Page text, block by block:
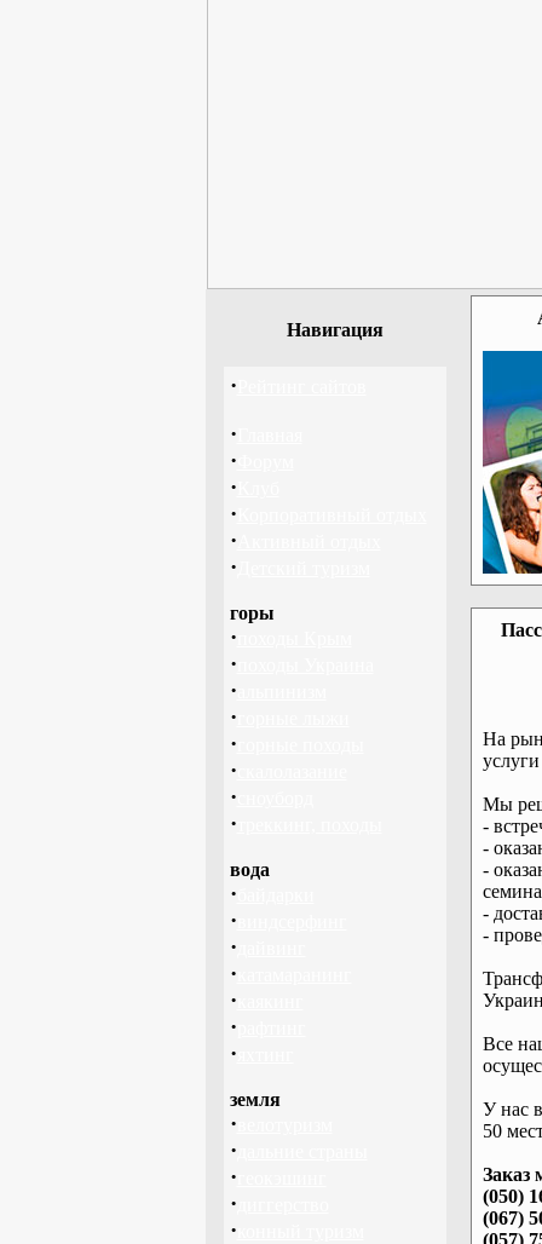
Навигация
·
·
·
·
·
·
·
горы
·
·
·
·
·
·
·
·
вода
·
·
·
·
·
·
·
земля
·
·
·
·
·
На
Мы
-
-
-
-
-
Все
У нас
50
Заказ
(050)
(067)
(057)